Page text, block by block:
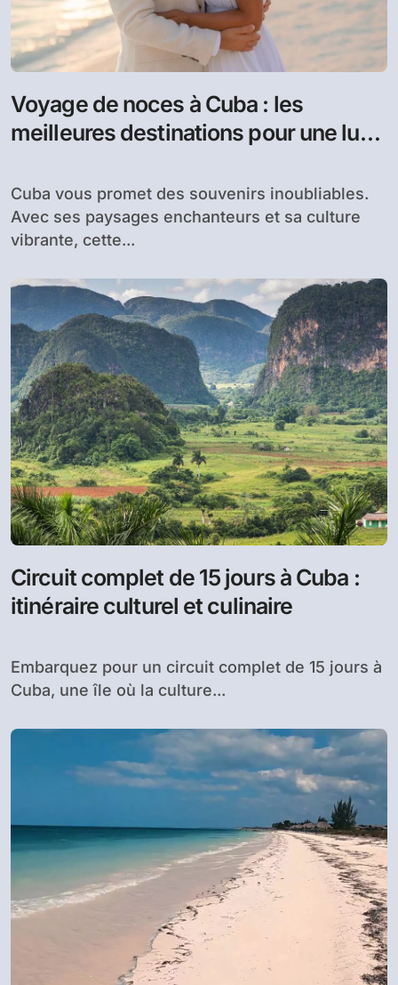
Voyage de noces à Cuba : les
meilleures destinations pour une lune
Cuba vous promet des souvenirs inoubliables.
Avec ses paysages enchanteurs et sa culture
vibrante, cette...
Circuit complet de 15 jours à Cuba :
itinéraire culturel et culinaire
Embarquez pour un circuit complet de 15 jours à
Cuba, une île où la culture...